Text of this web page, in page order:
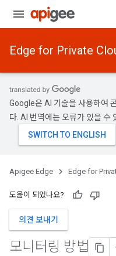
Edge for Private
Google은 AI 기술을 사용하여
다. AI 번역에는 오류가 있을 수
Apigee Edge Edge for
도움이 되었나요?
의견 보내기
모니터링 방법